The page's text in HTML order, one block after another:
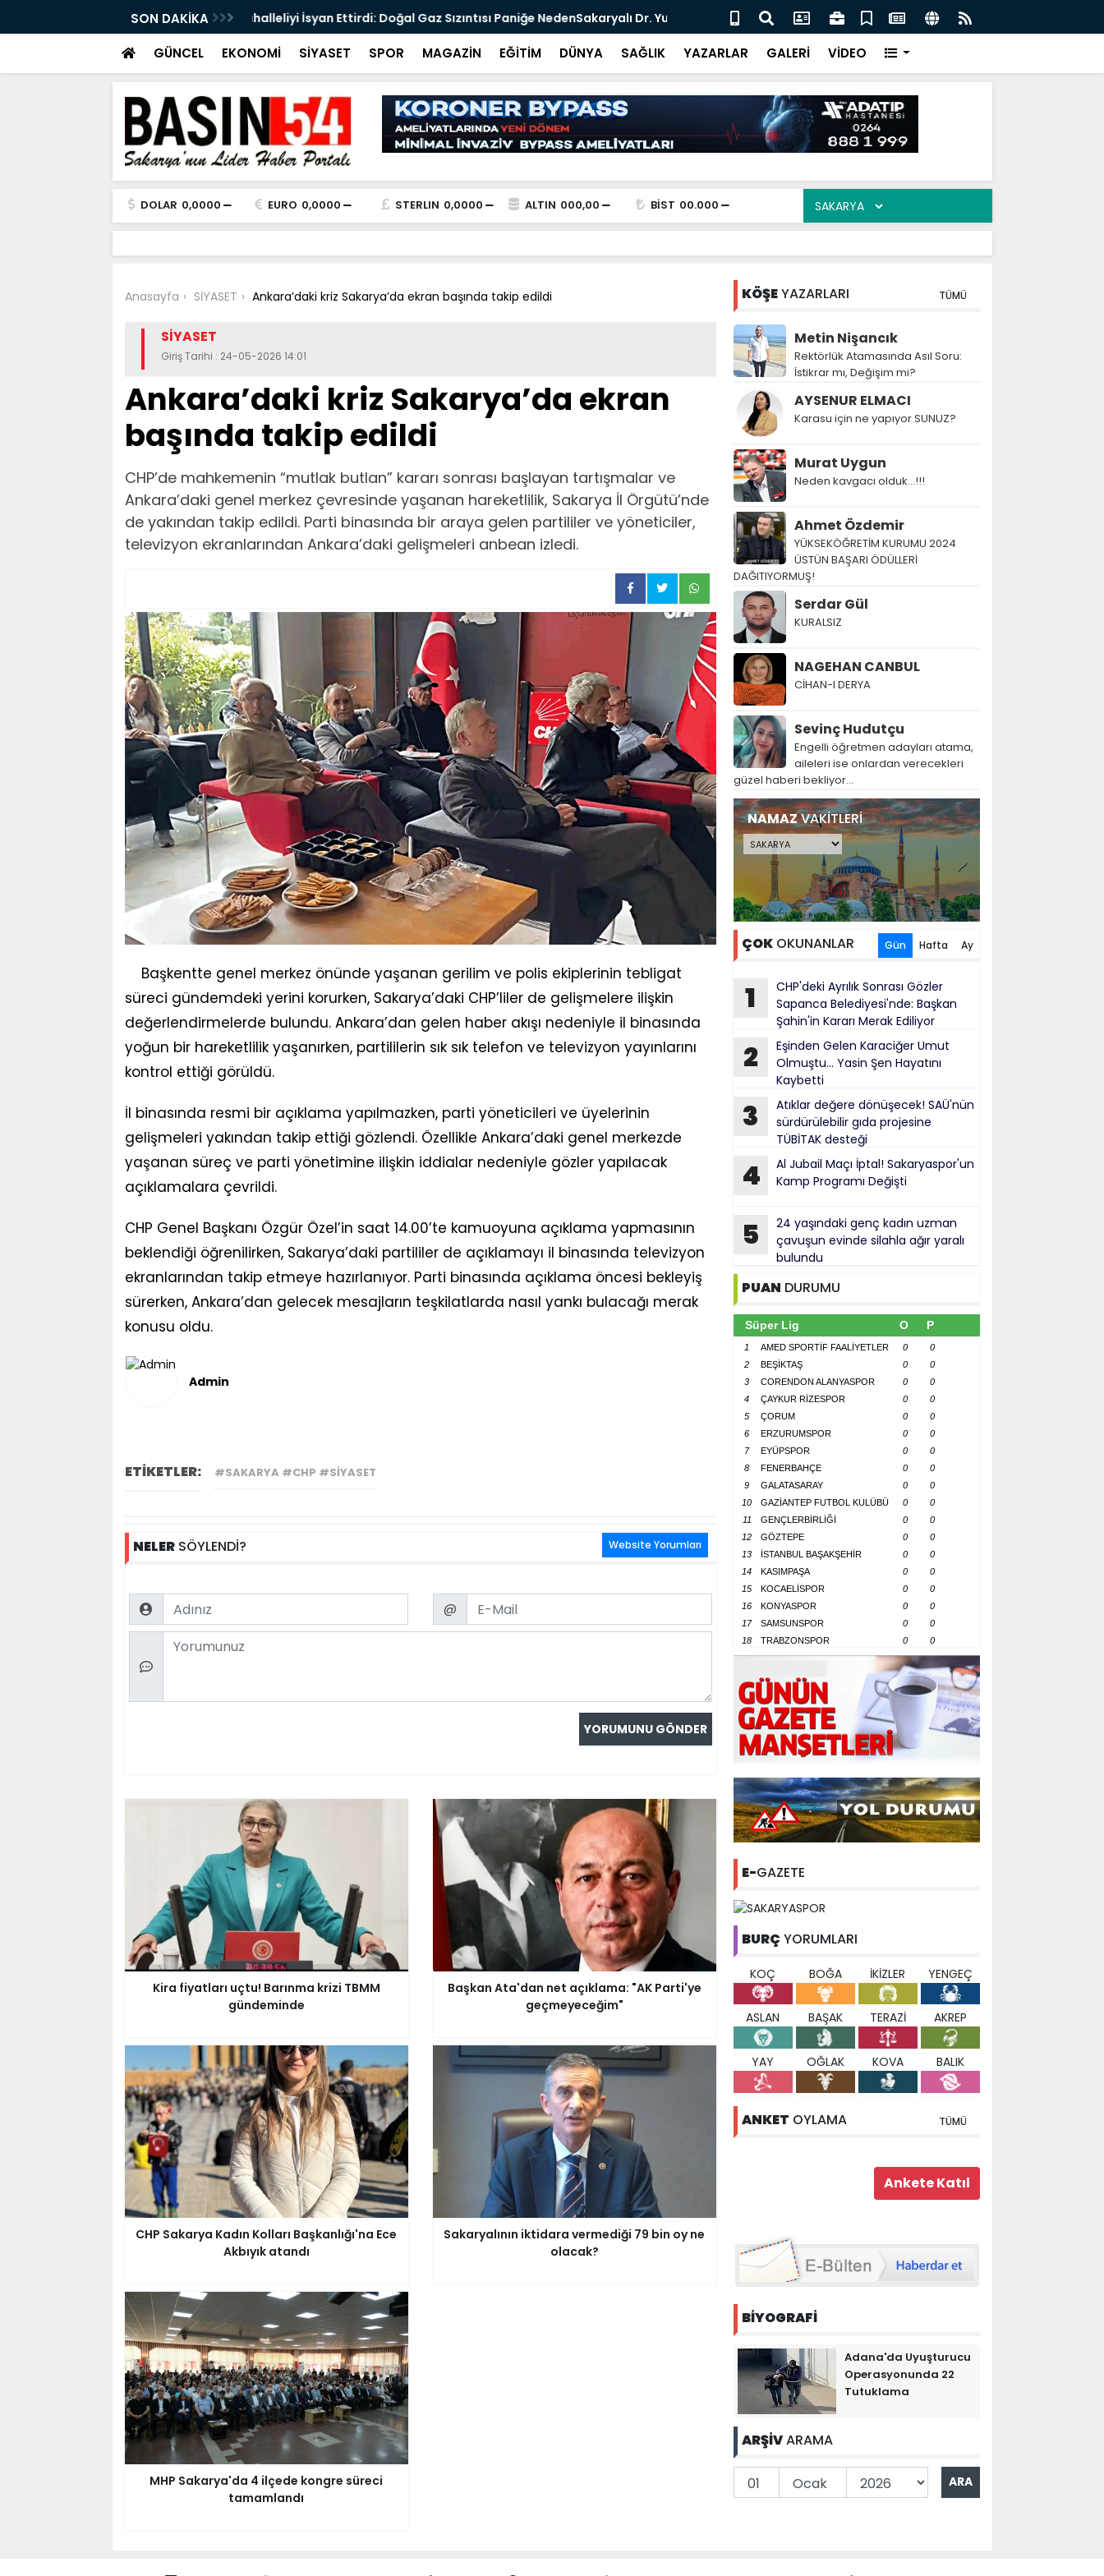
SON DAKİKA
Doğal Gaz Sızıntısı Paniğe Neden Sakaryalı Dr. Yunus Acar, Bandırma İlçe Müftüsü olarak göreve
başladı
Merkez Bankası'nın toplam rezervleri 164,4 milyar dolara yükseldi
GÜNCEL EKONOMİ SİYASET SPOR MAGAZİN EĞİTİM DÜNYA SAĞLIK YAZARLAR GALERİ VİDEO
DOLAR 0,0000 EURO 0,0000 STERLIN 0,0000 ALTIN 000,00 BİST 00.000
Anasayfa SİYASET Ankara’daki kriz Sakarya’da ekran başında takip edildi
SİYASET
Giriş Tarihi : 24-05-2026 14:01
Ankara’daki kriz Sakarya’da ekran
başında takip edildi
CHP’de mahkemenin “mutlak butlan” kararı sonrası başlayan tartışmalar ve
Ankara’daki genel merkez çevresinde yaşanan hareketlilik, Sakarya İl Örgütü’nde
de yakından takip edildi. Parti binasında bir araya gelen partililer ve yöneticiler,
televizyon ekranlarından Ankara’daki gelişmeleri anbean izledi.
Başkentte genel merkez önünde yaşanan gerilim ve polis ekiplerinin tebligat
süreci gündemdeki yerini korurken, Sakarya’daki CHP’liler de gelişmelere ilişkin
değerlendirmelerde bulundu. Ankara’dan gelen haber akışı nedeniyle il binasında
yoğun bir hareketlilik yaşanırken, partililerin sık sık telefon ve televizyon yayınlarını
kontrol ettiği görüldü.
İl binasında resmi bir açıklama yapılmazken, parti yöneticileri ve üyelerinin
gelişmeleri yakından takip ettiği gözlendi. Özellikle Ankara’daki genel merkezde
yaşanan süreç ve parti yönetimine ilişkin iddialar nedeniyle gözler yapılacak
açıklamalara çevrildi.
CHP Genel Başkanı Özgür Özel’in saat 14.00’te kamuoyuna açıklama yapmasının
beklendiği öğrenilirken, Sakarya’daki partililer de açıklamayı il binasında televizyon
ekranlarından takip etmeye hazırlanıyor. Parti binasında açıklama öncesi bekleyiş
sürerken, Ankara’dan gelecek mesajların teşkilatlarda nasıl yankı bulacağı merak
konusu oldu.
Admin
ETİKETLER: #SAKARYA #CHP #SIYASET
NELERSÖYLENDİ? Website Yorumları
Name Email
@
Comment
Kira fiyatları uçtu! Barınma krizi TBMM
gündeminde
Başkan Ata'dan net açıklama: "AK Parti'ye
geçmeyeceğim"
CHP Sakarya Kadın Kolları Başkanlığı'na Ece
Akbıyık atandı
Sakaryalının iktidara vermediği 79 bin oy ne
olacak?
MHP Sakarya'da 4 ilçede kongre süreci
tamamlandı
KÖŞEYAZARLARI TÜMÜ
Metin Nişancık
Rektörlük Atamasında Asıl Soru:
İstikrar mı, Değişim mi?
AYSENUR ELMACI
Karasu için ne yapıyor SUNUZ?
Murat Uygun
Neden kavgacı olduk…!!!
Ahmet Özdemir
YÜKSEKÖĞRETİM KURUMU 2024
ÜSTÜN BAŞARI ÖDÜLLERİ
DAĞITIYORMUŞ!
Serdar Gül
KURALSIZ
NAGEHAN CANBUL
CİHAN-I DERYA
Sevinç Hudutçu
Engelli öğretmen adayları atama,
aileleri ise onlardan verecekleri
güzel haberi bekliyor...
NAMAZVAKİTLERİ
ÇOKOKUNANLAR Gün Hafta Ay
1
CHP'deki Ayrılık Sonrası Gözler
Sapanca Belediyesi'nde: Başkan
Şahin'in Kararı Merak Ediliyor
2
Eşinden Gelen Karaciğer Umut
Olmuştu... Yasin Şen Hayatını
Kaybetti
3
Atıklar değere dönüşecek! SAÜ'nün
sürdürülebilir gıda projesine
TÜBİTAK desteği
4
Al Jubail Maçı İptal! Sakaryaspor'un
Kamp Programı Değişti
5
24 yaşındaki genç kadın uzman
çavuşun evinde silahla ağır yaralı
bulundu
PUAN DURUMU
Süper Lig O P
1 AMED SPORTİF FAALİYETLER 0
0
2
BEŞİKTAŞ 0
0
3
CORENDON ALANYASPOR 0
0
4
ÇAYKUR RİZESPOR 0
0
5
ÇORUM 0
0
6
ERZURUMSPOR 0
0
7
EYÜPSPOR 0
0
8
FENERBAHÇE 0
0
9
GALATASARAY 0
0
10
GAZİANTEP FUTBOL KULÜBÜ 0
0
11
GENÇLERBİRLİĞİ 0
0
12
GÖZTEPE 0
0
13
İSTANBUL BAŞAKŞEHİR 0
0
14
KASIMPAŞA 0
0
15
KOCAELİSPOR 0
0
16
KONYASPOR 0
0
17
SAMSUNSPOR 0
0
18
TRABZONSPOR 0 0
E-GAZETE
BURÇ YORUMLARI
KOÇ BOĞA İKİZLER YENGEÇ
ASLAN BAŞAK TERAZİ AKREP
YAY OĞLAK KOVA BALIK
ANKET OYLAMA TÜMÜ
BİYOGRAFİ
Adana'da Uyuşturucu
Operasyonunda 22
Tutuklama
ARŞİVARAMA